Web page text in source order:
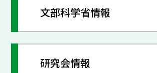
文部科学省情報
研究会情報